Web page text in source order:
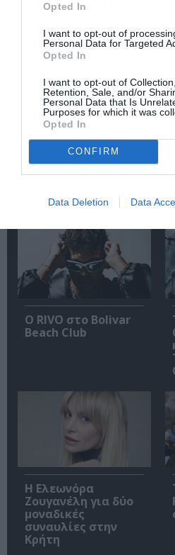
Opted In
I want to opt-out of
Personal Data for Targeted
Opted In
I want to opt-out of
Retention, Sale, and/or
Personal Data that Is
Purposes for which it was
Opted In
CONFIRM
Data Deletion Data
Κάθε βδομάδα στο e-mail σας
την Τέχνη και τον Πολιτισμό!
Ακολουθήστε το
Σχετικά
Ο RIVO στο Bolivar
Beach Club
Η Ελεωνόρα
Ζουγανέλη για δύο
μοναδικές
συναυλίες στην
Κρήτη